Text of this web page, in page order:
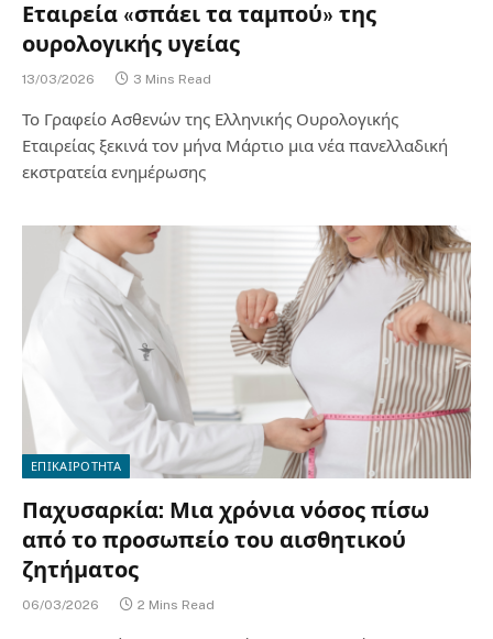
Εταιρεία «σπάει τα ταμπού» της
ουρολογικής υγείας
13/03/2026 3 Mins Read
Το Γραφείο Ασθενών της Ελληνικής Ουρολογικής
Εταιρείας ξεκινά τον μήνα Μάρτιο μια νέα πανελλαδική
εκστρατεία ενημέρωσης
ΕΠΙΚΑΙΡΟΤΗΤΑ
Παχυσαρκία: Μια χρόνια νόσος πίσω
από το προσωπείο του αισθητικού
ζητήματος
06/03/2026 2 Mins Read